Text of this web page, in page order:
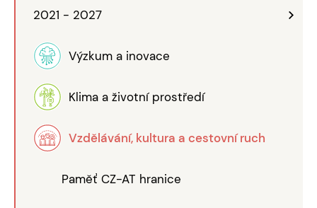
2021 - 2027
Výzkum a inovace
Klima a životní prostředí
Vzdělávání, kultura a cestovní ruch
Paměť CZ-AT hranice